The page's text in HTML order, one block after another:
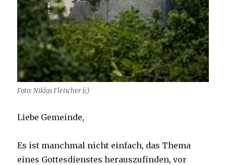
Foto: Niklas Fleischer (c)
Liebe Gemeinde,
Es ist manchmal nicht einfach, das Thema
eines Gottesdienstes herauszufinden, vor